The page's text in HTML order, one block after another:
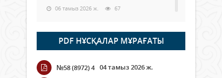
06 тамыз 2026 ж. 67
Open Air: Қызылорда облысы
полиция департаменті 20
мыңнан астам көрерменнің
қауіпсіздігін қамтамасыз етті
06 тамыз 2026 ж.
PDF НҰСҚАЛАР МҰРАҒАТЫ
№58 (8972) 4 04 тамыз 2026 ж.